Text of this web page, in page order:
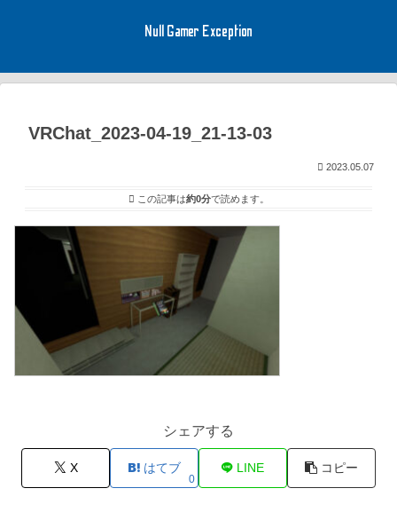
Null Gamer Exception
VRChat_2023-04-19_21-13-03
2023.05.07
この記事は約0分で読めます。
シェアする
X はてブ
0
LINE コピー